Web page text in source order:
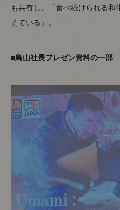
も共有し、「食べ続けられる
えている」。
■鳥山社長プレゼン資料の一部